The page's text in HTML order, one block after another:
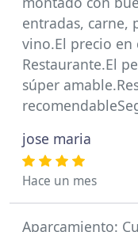
entradas, carne,
vino.El precio en
Restaurante.El
súper
jose maria
Hace un mes
Aparcamiento: